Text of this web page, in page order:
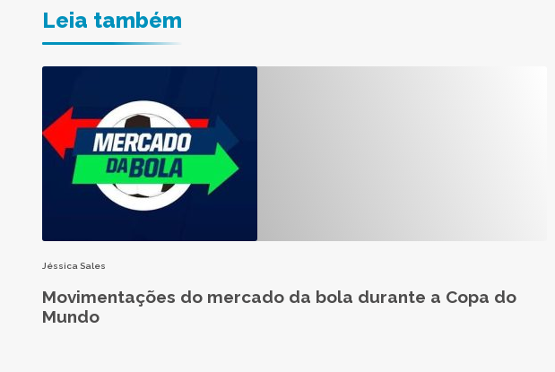
Leia também
Jéssica Sales
Movimentações do mercado da bola durante a Copa do
Mundo